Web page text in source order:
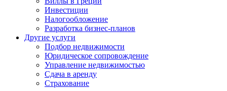
Инвестиции
Налогообложение
Разработка бизнес-планов
Другие услуги
Подбор недвижимости
Юридическое сопровождение
Управление недвижимостью
Сдача в аренду
Страхование